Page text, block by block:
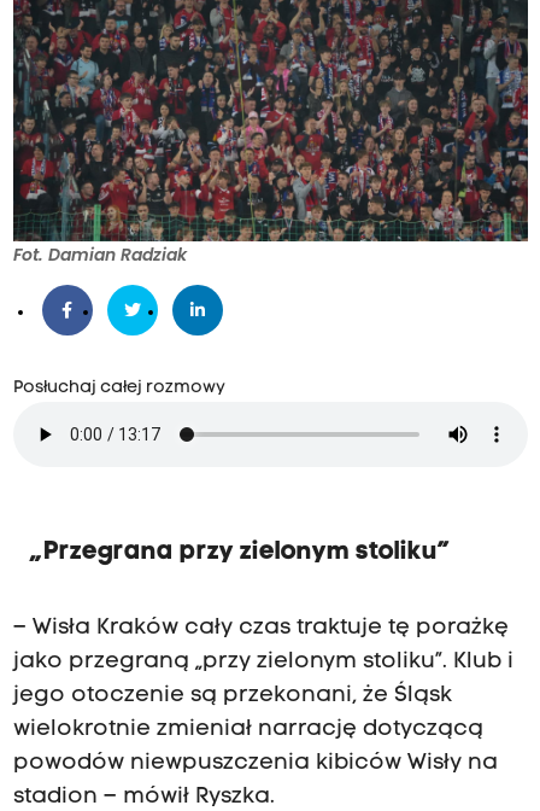
Fot. Damian Radziak
Posłuchaj całej rozmowy
„Przegrana przy zielonym stoliku”
– Wisła Kraków cały czas traktuje tę porażkę
jako przegraną „przy zielonym stoliku”. Klub i
jego otoczenie są przekonani, że Śląsk
wielokrotnie zmieniał narrację dotyczącą
powodów niewpuszczenia kibiców Wisły na
stadion – mówił Ryszka.